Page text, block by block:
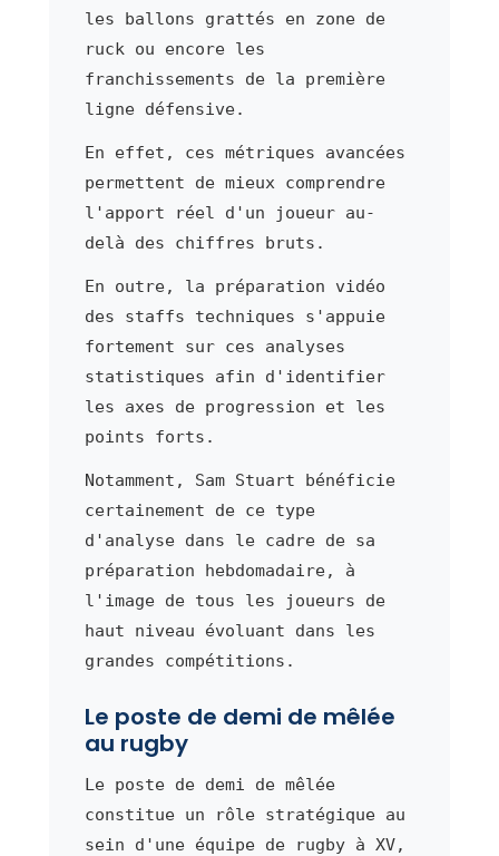
les ballons grattés en zone de
ruck ou encore les
franchissements de la première
ligne défensive.
En effet, ces métriques avancées
permettent de mieux comprendre
l'apport réel d'un joueur au-
delà des chiffres bruts.
En outre, la préparation vidéo
des staffs techniques s'appuie
fortement sur ces analyses
statistiques afin d'identifier
les axes de progression et les
points forts.
Notamment, Sam Stuart bénéficie
certainement de ce type
d'analyse dans le cadre de sa
préparation hebdomadaire, à
l'image de tous les joueurs de
haut niveau évoluant dans les
grandes compétitions.
Le poste de demi de mêlée
au rugby
Le poste de demi de mêlée
constitue un rôle stratégique au
sein d'une équipe de rugby à XV,